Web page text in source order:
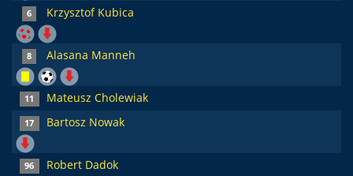
6 Krzysztof Kubica
8 Alasana Manneh
11 Mateusz Cholewiak
17 Bartosz Nowak
96 Robert Dadok